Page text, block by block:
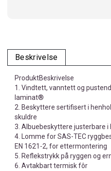
Beskrivelse
ProduktBeskrivelse
1. Vindtett, vanntett og
laminat®
2. Beskyttere sertifisert i
skuldre
3. Albuebeskyttere justerbare i
4. Lomme for SAS-TEC
EN 1621-2, for ettermontering
5. Reflekstrykk på ryggen og
6. Avtakbart termisk fôr